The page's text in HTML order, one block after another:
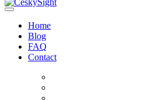
Home
Blog
FAQ
Contact